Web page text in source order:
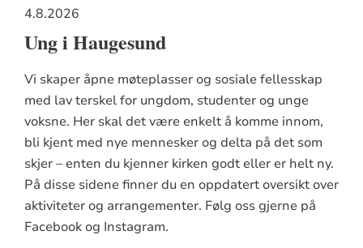
4.8.2026
Ung i Haugesund
Vi skaper åpne møteplasser og sosiale fellesskap
med lav terskel for ungdom, studenter og unge
voksne. Her skal det være enkelt å komme innom,
bli kjent med nye mennesker og delta på det som
skjer – enten du kjenner kirken godt eller er helt ny.
På disse sidene finner du en oppdatert oversikt over
aktiviteter og arrangementer. Følg oss gjerne på
Facebook og Instagram.